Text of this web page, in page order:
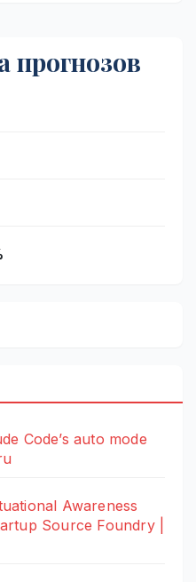
прогнозов
Code’s auto mode
Awareness
Source Foundry |